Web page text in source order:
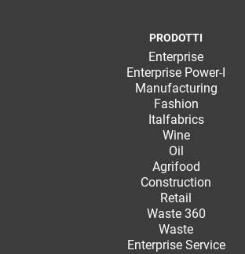
PRODOTTI
Enterprise
Enterprise Power-I
Manufacturing
Fashion
Italfabrics
Wine
Oil
Agrifood
Construction
Retail
Waste 360
Waste
Enterprise Service